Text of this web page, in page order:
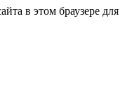
в этом браузере для